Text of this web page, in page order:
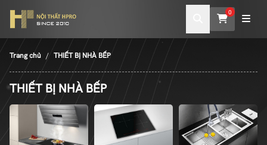
0
Trang chủ THIẾT BỊ NHÀ BẾP
THIẾT BỊ NHÀ BẾP